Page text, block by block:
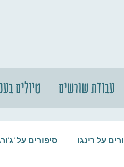
טיולים עבודת שורשים
סיפורים על על רינגו